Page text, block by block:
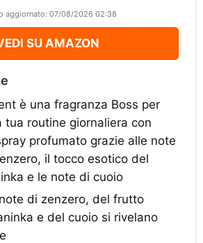
aggiornato: 07/08/2026 02:38
SU AMAZON
è una fragranza Boss per
tua routine giornaliera con
profumato grazie alle note
il tocco esotico del
e le note di cuoio
di zenzero, del frutto
e del cuoio si rivelano